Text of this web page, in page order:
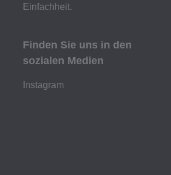
Einfachheit.
Finden Sie uns in den
sozialen Medien
Instagram